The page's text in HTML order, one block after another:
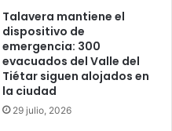
Talavera mantiene el
dispositivo de
emergencia: 300
evacuados del Valle del
Tiétar siguen alojados en
la ciudad
29 julio, 2026